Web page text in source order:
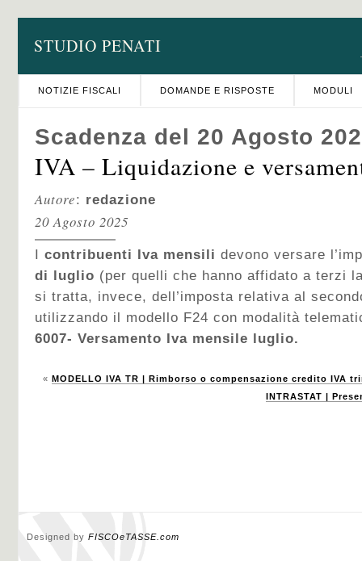
STUDIO PENATI
NOTIZIE FISCALI DOMANDE E RISPOSTE MODULI
Scadenza del 20 Agosto
IVA – Liquidazione e
Autore: redazione
20 Agosto 2025
I contribuenti Iva mensili devono versare
di luglio (per quelli che hanno affidato a terzi
si tratta, invece, dell’imposta relativa al
utilizzando il modello F24 con modalità
6007- Versamento Iva mensile luglio.
« MODELLO IVA TR | Rimborso o compensazione credito IVA
INTRASTAT |
Designed by FISCOeTASSE.com